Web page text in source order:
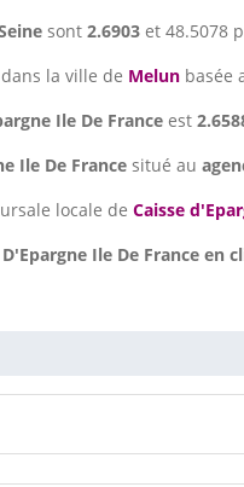
sont 2.6903 et 48.5078
la ville de Melun basée
Ile De France est
Ile De France situé au
locale de Caisse
Ile De France